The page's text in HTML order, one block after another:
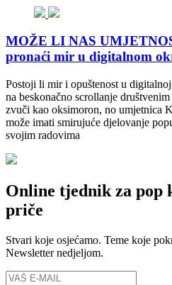
MOŽE LI NAS
pronaći mir u digitalnom
Postoji li mir i opuštenost u
na beskonačno scrollanje
zvuči kao oksimoron, no umjetnica
može imati smirujuće djelovanje
svojim radovima
Online tjednik za pop
priče
Stvari koje osjećamo. Teme koje
Newsletter nedjeljom.